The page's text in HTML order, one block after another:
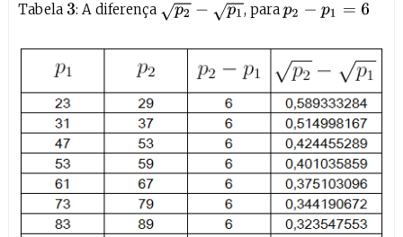
Tabela 3: A diferença p2−p 1 , para p2 −p1 =6